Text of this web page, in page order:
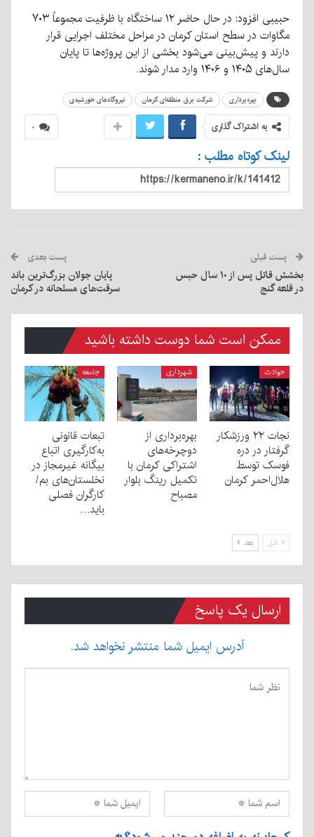
حبیبی افزود: در حال حاضر ۱۲ ساختگاه با ظرفیت مجموعاً ۷۰۳
مگاوات در سطح استان کرمان در مراحل مختلف اجرایی قرار
دارند و پیش‌بینی می‌شود بخشی از این پروژه‌ها تا پایان
سال‌های ۱۴۰۵ و ۱۴۰۶ وارد مدار شوند.
بهره‌برداری شرکت برق منطقه‌ای کرمان نیروگاه‌های خورشیدی
۰ به اشتراک گذاری
لینک کوتاه مطلب :
پست قبلی
بخشش قاتل پس از ۱۰ سال حبس
در قلعه‌ گنج
پست بعدی
پایان جولان بزرگ‌ترین باند
سرقت‌های مسلحانه در کرمان
ممکن است شما دوست داشته باشید
حوادث
نجات ۲۲ ورزشکار
گرفتار در دره
فوسک توسط
هلال‌احمر کرمان
شهرداری
بهره‌برداری از
دوچرخه‌های
اشتراکی کرمان با
تکمیل رینگ بلوار
مصباح
جامعه
تبعات قانونی
به‌کارگیری اتباع
بیگانه غیرمجاز در
نخلستان‌های بم/
کارگران فصلی
باید…
قبل بعد
ارسال یک پاسخ
آدرس ایمیل شما منتشر نخواهد شد.